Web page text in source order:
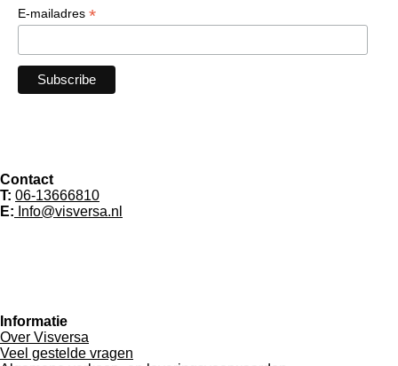
E-mailadres *
Contact
T: 06-13666810
E: Info@visversa.nl
b
o
o
s
A
p
r
Informatie
Over Visversa
Veel gestelde vragen